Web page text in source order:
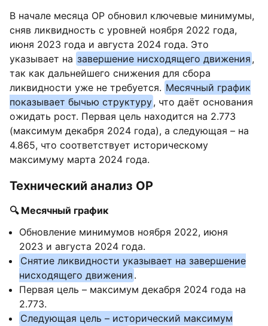
В начале месяца OP обновил ключевые минимумы,
сняв ликвидность с уровней ноября 2022 года,
июня 2023 года и августа 2024 года. Это
указывает на завершение нисходящего движения ,
так как дальнейшего снижения для сбора
ликвидности уже не требуется. Месячный график
показывает бычью структуру, что даёт основания
ожидать рост. Первая цель находится на 2.773
(максимум декабря 2024 года), а следующая – на
4.865, что соответствует историческому
максимуму марта 2024 года.
Технический анализ OP
🔍 Месячный график
Обновление минимумов ноября 2022, июня
2023 и августа 2024 года.
Снятие ликвидности указывает на завершение
нисходящего движения .
Первая цель – максимум декабря 2024 года на
2.773.
Следующая цель – исторический максимум